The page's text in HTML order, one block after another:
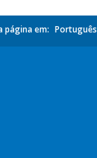
página em: Português